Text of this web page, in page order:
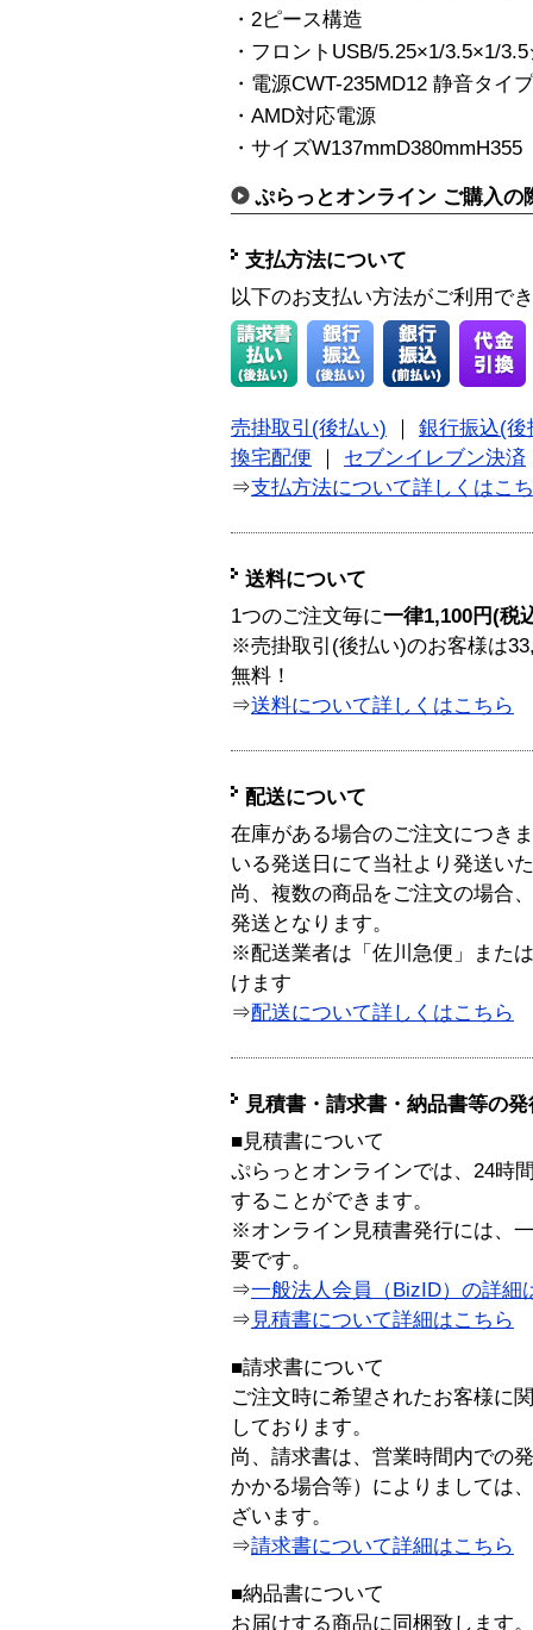
・2ピース構造
・フロントUSB/5.25×1/3.5×1/
・電源CWT-235MD12 静音タイ
・AMD対応電源
・サイズW137mmD380mmH355
ぷらっとオンライン ご購入の
支払方法について
以下のお支払い方法がご利用で
売掛取引(後払い)
銀行振込(後
換宅配便
セブンイレブン決済
⇒支払方法について詳しくはこ
送料について
1つのご注文毎に一律1,100円(税
※売掛取引(後払い)のお客様は
無料！
⇒送料について詳しくはこちら
配送について
在庫がある場合のご注文につき
いる発送日にて当社より発送い
尚、複数の商品をご注文の場合
発送となります。
※配送業者は「佐川急便」また
けます
⇒配送について詳しくはこちら
見積書・請求書・納品書等の
■見積書について
ぷらっとオンラインでは、24時
することができます。
※オンライン見積書発行には、
要です。
⇒一般法人会員（BizID）の詳細
⇒ 見積書について詳細はこちら
■請求書について
ご注文時に希望されたお客様に
しております。
尚、請求書は、営業時間内での
かかる場合等）によりましては
ざいます。
⇒請求書について詳細はこちら
■納品書について
お届けする商品に同梱致します。